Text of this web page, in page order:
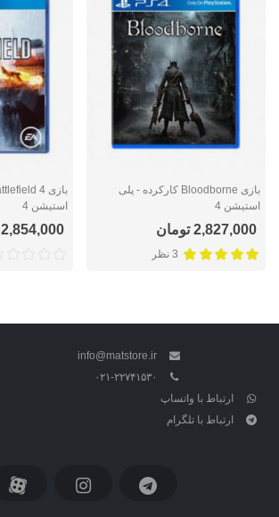
بازی Bloodborne کارکرده - پلی
استیشن 4
2,827,000 تومان
3 نظر
استیشن 4
2,854,000 تومان
info@matstore.ir
۰۲۱-۲۲۷۴۱۵۳۰
ارتباط با واتساپ
ارتباط با تلگرام